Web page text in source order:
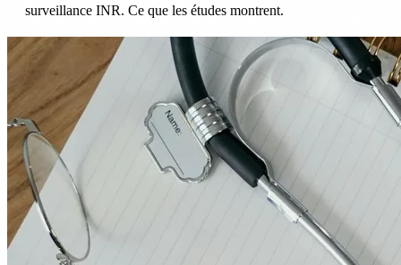
surveillance INR. Ce que les études montrent.